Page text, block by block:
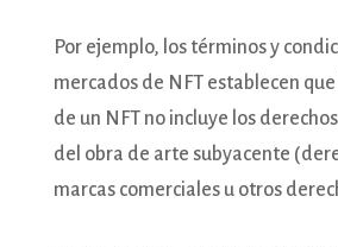
Por ejemplo, los términos y
mercados de NFT establecen
de un NFT no incluye los
del obra de arte subyacente
marcas comerciales u otros